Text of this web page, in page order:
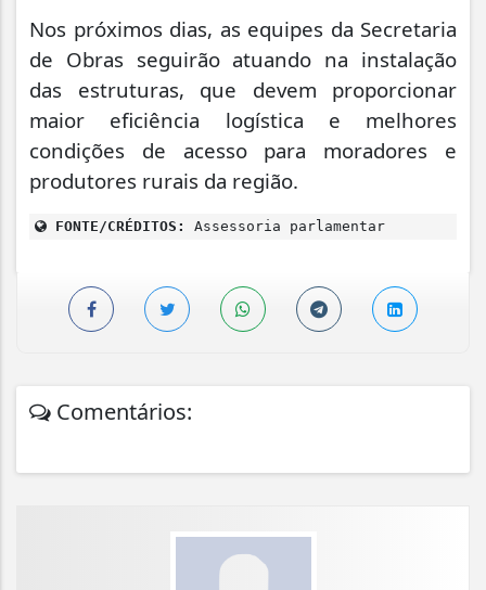
Nos próximos dias, as equipes da Secretaria
de Obras seguirão atuando na instalação
das estruturas, que devem proporcionar
maior eficiência logística e melhores
condições de acesso para moradores e
produtores rurais da região.
FONTE/CRÉDITOS: Assessoria parlamentar
Comentários: